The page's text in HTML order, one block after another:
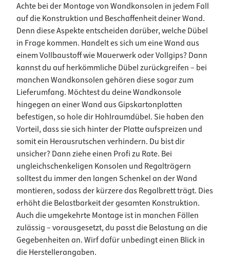
Achte bei der Montage von Wandkonsolen in jedem Fall
auf die Konstruktion und Beschaffenheit deiner Wand.
Denn diese Aspekte entscheiden darüber, welche Dübel
in Frage kommen. Handelt es sich um eine Wand aus
einem Vollbaustoff wie Mauerwerk oder Vollgips? Dann
kannst du auf herkömmliche Dübel zurückgreifen – bei
manchen Wandkonsolen gehören diese sogar zum
Lieferumfang. Möchtest du deine Wandkonsole
hingegen an einer Wand aus Gipskartonplatten
befestigen, so hole dir Hohlraumdübel. Sie haben den
Vorteil, dass sie sich hinter der Platte aufspreizen und
somit ein Herausrutschen verhindern. Du bist dir
unsicher? Dann ziehe einen Profi zu Rate. Bei
ungleichschenkeligen Konsolen und Regalträgern
solltest du immer den langen Schenkel an der Wand
montieren, sodass der kürzere das Regalbrett trägt. Dies
erhöht die Belastbarkeit der gesamten Konstruktion.
Auch die umgekehrte Montage ist in manchen Fällen
zulässig – vorausgesetzt, du passt die Belastung an die
Gegebenheiten an. Wirf dafür unbedingt einen Blick in
die Herstellerangaben.